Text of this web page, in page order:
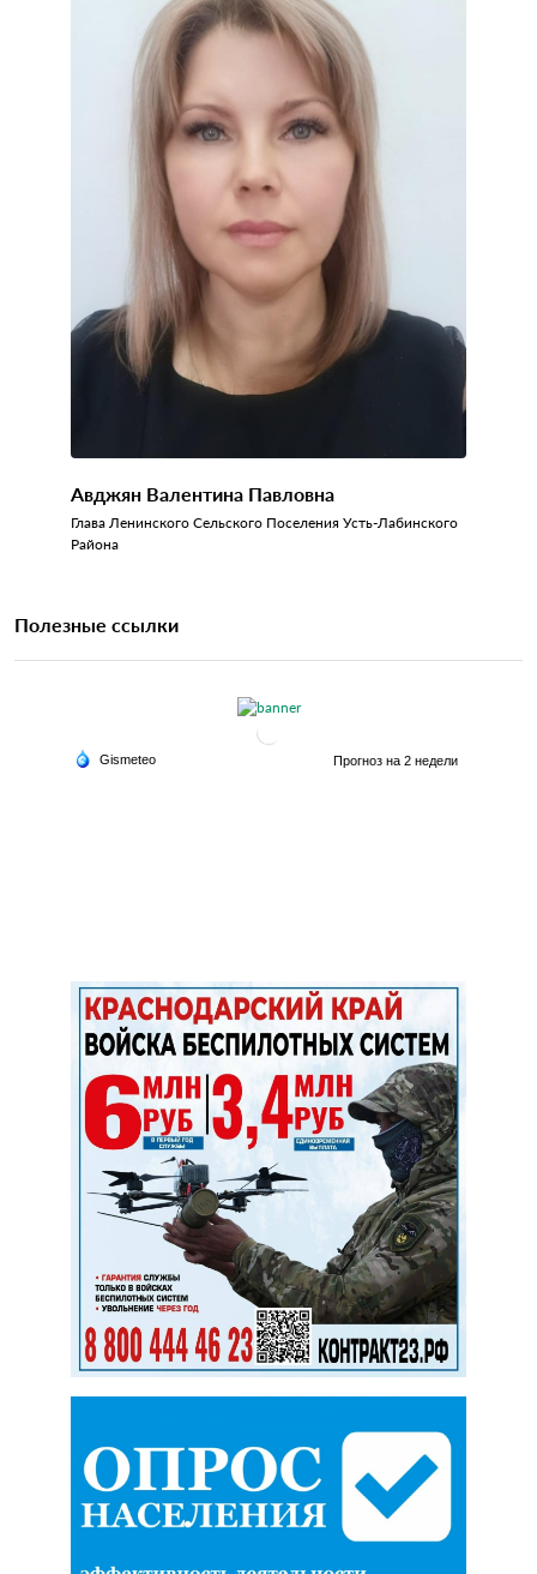
Авджян Валентина Павловна
Глава Ленинского Сельского Поселения Усть-Лабинского
Района
Полезные ссылки